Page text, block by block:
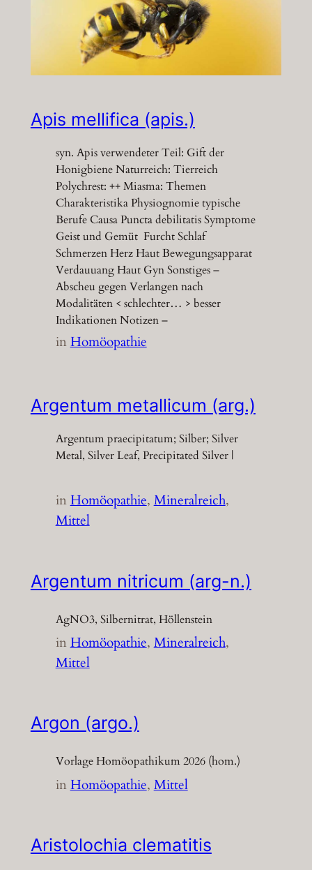
Apis mellifica (apis.)
syn. Apis verwendeter Teil: Gift der
Honigbiene Naturreich: Tierreich
Polychrest: ++ Miasma: Themen
Charakteristika Physiognomie typische
Berufe Causa Puncta debilitatis Symptome
Geist und Gemüt Furcht Schlaf
Schmerzen Herz Haut Bewegungsapparat
Verdauuang Haut Gyn Sonstiges –
Abscheu gegen Verlangen nach
Modalitäten < schlechter… > besser
Indikationen Notizen –
inHomöopathie
Argentum metallicum (arg.)
Argentum praecipitatum; Silber; Silver
Metal, Silver Leaf, Precipitated Silver |
inHomöopathie, Mineralreich
Mittel
Argentum nitricum (arg-n.)
AgNO3, Silbernitrat, Höllenstein
inHomöopathie, Mineralreich
Mittel
Argon (argo.)
Vorlage Homöopathikum 2026 (hom.)
inHomöopathie, Mittel
Aristolochia clematitis